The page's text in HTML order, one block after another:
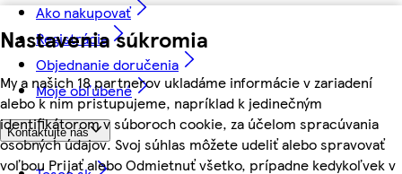
Nastavenia súkromia
My a našich 18 partnerov ukladáme informácie v zariadení
alebo k nim pristupujeme, napríklad k jedinečným
identifikátorom v súboroch cookie, za účelom spracúvania
osobných údajov. Svoj súhlas môžete udeliť alebo spravovať
voľbou Prijať alebo Odmietnuť všetko, prípadne kedykoľvek v
Ako nakupovať
Registrácia
Objednanie doručenia
Moje obľúbené
Kontaktujte nás